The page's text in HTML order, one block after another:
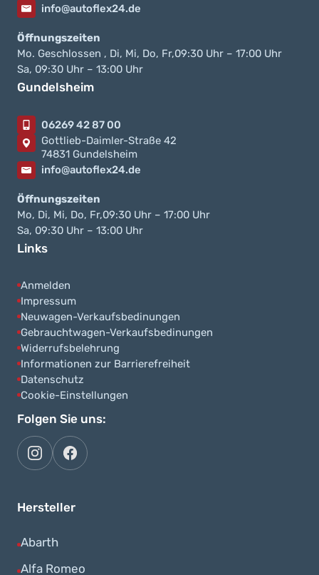
info@autoflex24.de
Öffnungszeiten
Mo. Geschlossen , Di, Mi, Do, Fr,09:30 Uhr – 17:00 Uhr
Sa, 09:30 Uhr – 13:00 Uhr
Gundelsheim
06269 42 87 00
Gottlieb-Daimler-Straße 42
74831 Gundelsheim
info@autoflex24.de
Öffnungszeiten
Mo, Di, Mi, Do, Fr,09:30 Uhr – 17:00 Uhr
Sa, 09:30 Uhr – 13:00 Uhr
Links
Anmelden
Impressum
Neuwagen-Verkaufsbedinungen
Gebrauchtwagen-Verkaufsbedinungen
Widerrufsbelehrung
Informationen zur Barrierefreiheit
Datenschutz
Cookie-Einstellungen
Folgen Sie uns:
autoflex
auf
autoflex24
auf
Hersteller
Abarth
Alle
Fahrzeuge
Alfa Romeo
Alle